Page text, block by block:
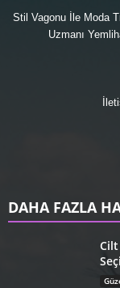
Stil Vagonu İle Moda
Uzmanı
DAHA FAZLA
Cilt